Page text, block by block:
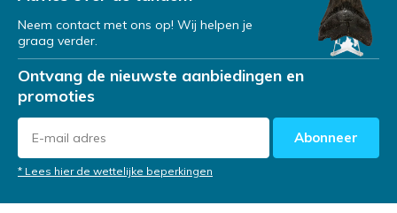
Hoe worden opalen gevormd?
DoorNiels
naam?
Neem contact met ons op! Wij helpen je
graag verder.
Ontvang de nieuwste aanbiedingen en
promoties
Abonneer
* Lees hier de wettelijke beperkingen